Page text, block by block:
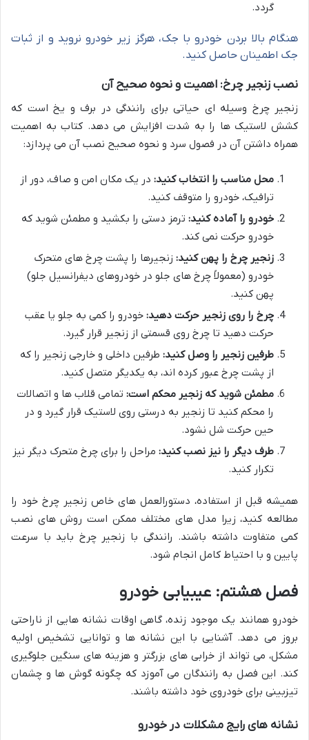
گردد.
هنگام بالا بردن خودرو با جک، هرگز زیر خودرو نروید و از ثبات
جک اطمینان حاصل کنید.
نصب زنجیر چرخ: اهمیت و نحوه صحیح آن
زنجیر چرخ وسیله ای حیاتی برای رانندگی در برف و یخ است که
کشش لاستیک ها را به شدت افزایش می دهد. کتاب به اهمیت
همراه داشتن آن در فصول سرد و نحوه صحیح نصب آن می پردازد:
محل مناسب را انتخاب کنید: در یک مکان امن و صاف، دور از
ترافیک، خودرو را متوقف کنید.
خودرو را آماده کنید: ترمز دستی را بکشید و مطمئن شوید که
خودرو حرکت نمی کند.
زنجیر چرخ را پهن کنید: زنجیرها را پشت چرخ های متحرک
خودرو (معمولاً چرخ های جلو در خودروهای دیفرانسیل جلو)
پهن کنید.
چرخ را روی زنجیر حرکت دهید: خودرو را کمی به جلو یا عقب
حرکت دهید تا چرخ روی قسمتی از زنجیر قرار گیرد.
طرفین زنجیر را وصل کنید: طرفین داخلی و خارجی زنجیر را که
از پشت چرخ عبور کرده اند، به یکدیگر متصل کنید.
مطمئن شوید که زنجیر محکم است: تمامی قلاب ها و اتصالات
را محکم کنید تا زنجیر به درستی روی لاستیک قرار گیرد و در
حین حرکت شل نشود.
طرف دیگر را نیز نصب کنید: مراحل را برای چرخ متحرک دیگر نیز
تکرار کنید.
همیشه قبل از استفاده، دستورالعمل های خاص زنجیر چرخ خود را
مطالعه کنید، زیرا مدل های مختلف ممکن است روش های نصب
کمی متفاوت داشته باشند. رانندگی با زنجیر چرخ باید با سرعت
پایین و با احتیاط کامل انجام شود.
فصل هشتم: عیبیابی خودرو
خودرو همانند یک موجود زنده، گاهی اوقات نشانه هایی از ناراحتی
بروز می دهد. آشنایی با این نشانه ها و توانایی تشخیص اولیه
مشکل، می تواند از خرابی های بزرگتر و هزینه های سنگین جلوگیری
کند. این فصل به رانندگان می آموزد که چگونه گوش ها و چشمان
تیزبینی برای خودروی خود داشته باشند.
نشانه های رایج مشکلات در خودرو